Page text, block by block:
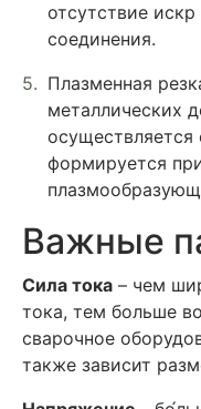
отсутствие
соединения.
Плазменная
металлических
формируется
Важные
Сила тока – чем
тока, тем больше
сварочное
также зависит